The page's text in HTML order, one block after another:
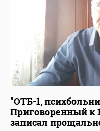
"ОТБ-1,
Приговоренный к
записал